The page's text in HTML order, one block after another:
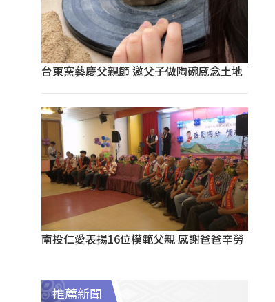
台東窯藝慶父親節 邀父子做陶碗感念土地
南投仁愛表揚16位模範父親 感謝爸爸辛勞
推薦新聞